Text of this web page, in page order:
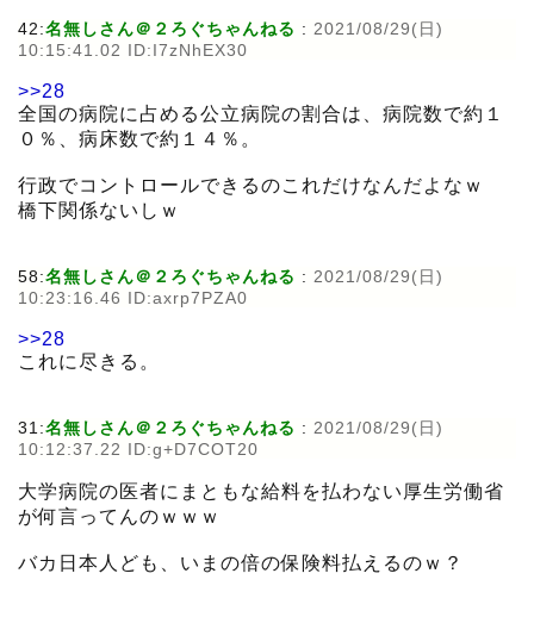
42:名無しさん＠２ろぐちゃんねる : 2021/08/29(日)
10:15:41.02 ID:I7zNhEX30
>>28
全国の病院に占める公立病院の割合は、病院数で約１
０％、病床数で約１４％。
行政でコントロールできるのこれだけなんだよなｗ
橋下関係ないしｗ
58:名無しさん＠２ろぐちゃんねる : 2021/08/29(日)
10:23:16.46 ID:axrp7PZA0
>>28
これに尽きる。
31:名無しさん＠２ろぐちゃんねる : 2021/08/29(日)
10:12:37.22 ID:g+D7COT20
大学病院の医者にまともな給料を払わない厚生労働省
が何言ってんのｗｗｗ
バカ日本人ども、いまの倍の保険料払えるのｗ？